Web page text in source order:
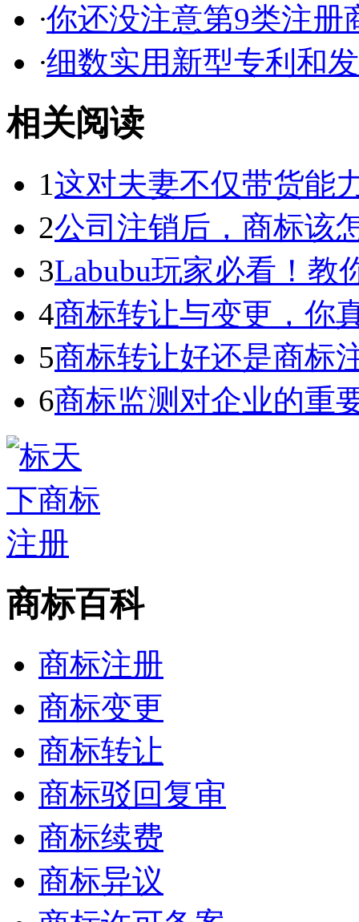
·你还没注意第9类注册
·细数实用新型专利和
相关阅读
1这对夫妻不仅带货能
2公司注销后，商标该
3Labubu玩家必看！教
4商标转让与变更，你
5商标转让好还是商标
6商标监测对企业的重
商标百科
商标注册
商标变更
商标转让
商标驳回复审
商标续费
商标异议